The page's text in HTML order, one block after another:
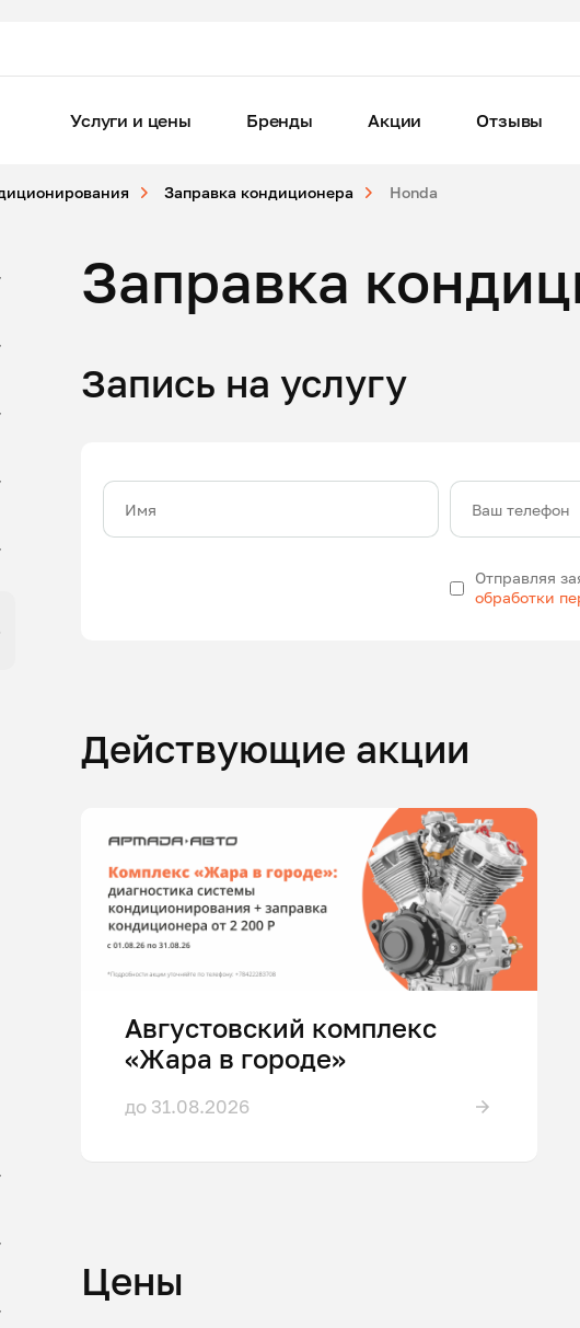
Услуги и цены Бренды Акции Отзывы
Заправка кондиционера Honda
Заправка
Запись на услугу
Имя Ваш телефон
Отправляя
обработки
Действующие акции
Августовский комплекс
«Жара в городе»
до 31.08.2026
Цены